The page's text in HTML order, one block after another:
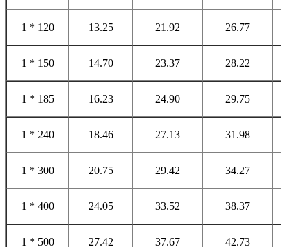
1 * 120 13.25 21.92 26.77
1 * 150 14.70 23.37 28.22
1 * 185 16.23 24.90 29.75
1 * 240 18.46 27.13 31.98
1 * 300 20.75 29.42 34.27
1 * 400 24.05 33.52 38.37
1 * 500 27.42 37.67 42.73